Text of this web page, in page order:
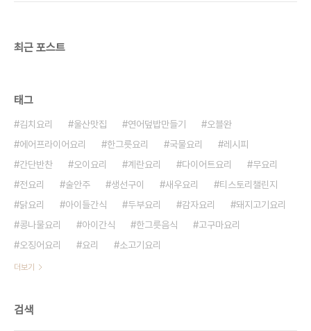
최근 포스트
태그
김치요리 울산맛집 연어덮밥만들기
오블완
에어프라이어요리
한그릇요리 국물요리
레시피
간단반찬
오이요리 계란요리 다이어트요리
무요리
전요리
술안주 생선구이 새우요리
티스토리챌린지
닭요리
아이들간식 두부요리 감자요리
돼지고기요리
콩나물요리
아이간식 한그릇음식
고구마요리
오징어요리
요리 소고기요리
더보기
검색